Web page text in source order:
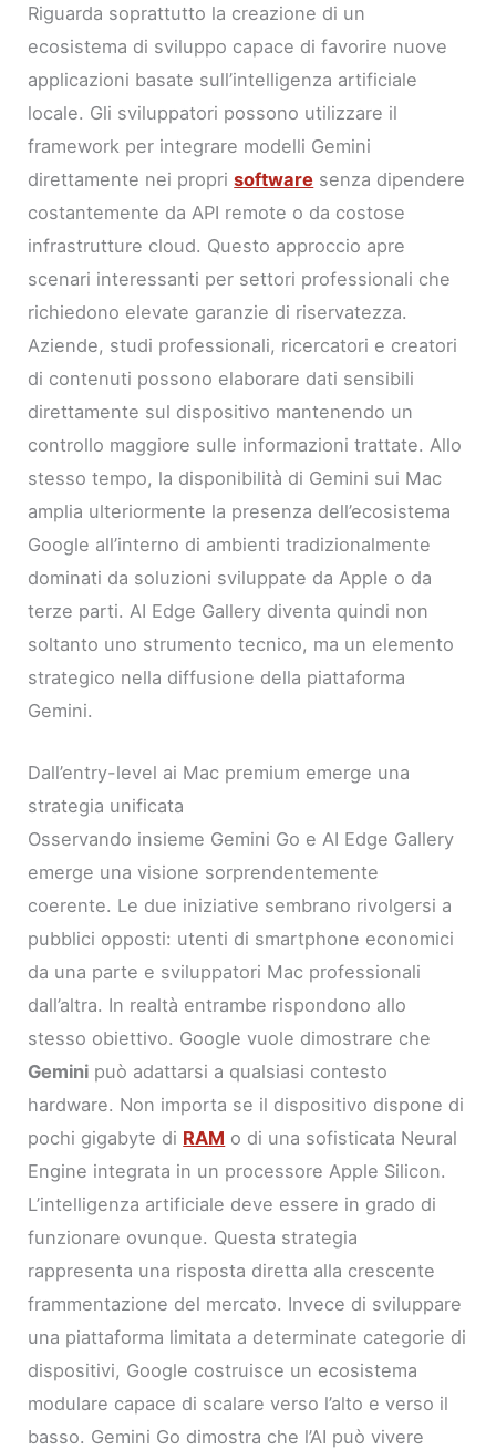
Riguarda soprattutto la creazione di un
ecosistema di sviluppo capace di favorire nuove
applicazioni basate sull’intelligenza artificiale
locale. Gli sviluppatori possono utilizzare il
framework per integrare modelli Gemini
direttamente nei proprisoftware senza dipendere
costantemente da API remote o da costose
infrastrutture cloud. Questo approccio apre
scenari interessanti per settori professionali che
richiedono elevate garanzie di riservatezza.
Aziende, studi professionali, ricercatori e creatori
di contenuti possono elaborare dati sensibili
direttamente sul dispositivo mantenendo un
controllo maggiore sulle informazioni trattate. Allo
stesso tempo, la disponibilità di Gemini sui Mac
amplia ulteriormente la presenza dell’ecosistema
Google all’interno di ambienti tradizionalmente
dominati da soluzioni sviluppate da Apple o da
terze parti. AI Edge Gallery diventa quindi non
soltanto uno strumento tecnico, ma un elemento
strategico nella diffusione della piattaforma
Gemini.
Dall’entry-level ai Mac premium emerge una
strategia unificata
Osservando insieme Gemini Go e AI Edge Gallery
emerge una visione sorprendentemente
coerente. Le due iniziative sembrano rivolgersi a
pubblici opposti: utenti di smartphone economici
da una parte e sviluppatori Mac professionali
dall’altra. In realtà entrambe rispondono allo
stesso obiettivo. Google vuole dimostrare che
Gemini può adattarsi a qualsiasi contesto
hardware. Non importa se il dispositivo dispone di
pochi gigabyte di RAM o di una sofisticata Neural
Engine integrata in un processore Apple Silicon.
L’intelligenza artificiale deve essere in grado di
funzionare ovunque. Questa strategia
rappresenta una risposta diretta alla crescente
frammentazione del mercato. Invece di sviluppare
una piattaforma limitata a determinate categorie di
dispositivi, Google costruisce un ecosistema
modulare capace di scalare verso l’alto e verso il
basso. Gemini Go dimostra che l’AI può vivere